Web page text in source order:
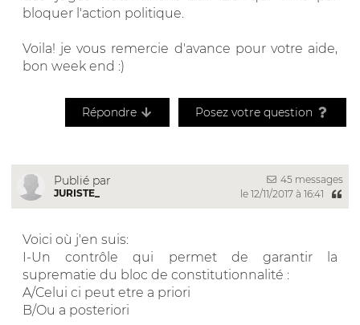
bloquer l'action politique.
Voila! je vous remercie d'avance pour votre aide,
bon week end :)
Répondre Posez votre question
Publié par
JURISTE_
45 messages
le 12/11/2017 à 16:41
Voici où j'en suis:
I-Un contrôle qui permet de garantir la
suprematie du bloc de constitutionnalité :
A/Celui ci peut etre a priori
B/Ou a posteriori